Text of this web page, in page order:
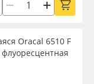
Oracal 6510 F